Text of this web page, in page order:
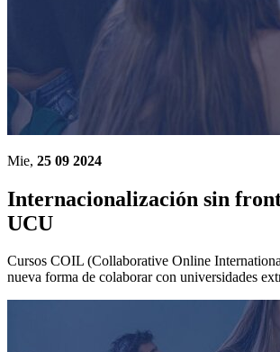
Mie, 25 09 2024
Internacionalización sin
UCU
Cursos COIL (Collaborative Online
nueva forma de colaborar con universidades